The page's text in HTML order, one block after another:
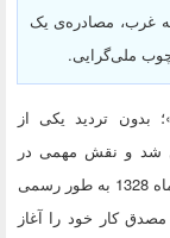
غرب، مصادره‌ی یک
ملی‌گرایی.
بدون تردید یکی از
احزابی که در دهه‌ی 20 تشکیل شد و نقش مهمی در
عرصه‌ی سیاسی داشت، جبهه‌ی ملی است که در آبان‌ماه 1328 به طور رسمی
دکتر مصدق کار خود را آغاز